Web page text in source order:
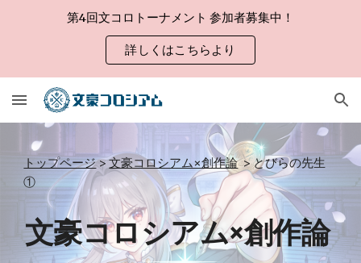
第4回文コロトーナメント 参加者募集中！
詳しくはこちらより
トップページ>文豪コロシアム×創作論>とびらの先生
①
文豪コロシアム×創作論